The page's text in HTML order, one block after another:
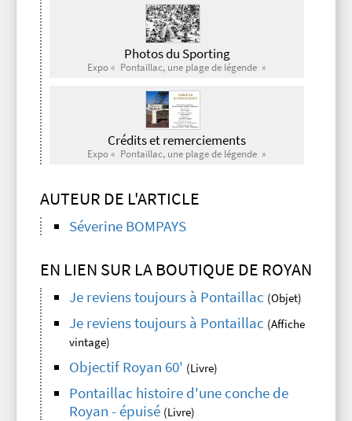
Photos du Sporting
Expo « Pontaillac, une plage de légende »
Crédits et remerciements
Expo « Pontaillac, une plage de légende »
AUTEUR DE L'ARTICLE
Séverine BOMPAYS
EN LIEN SUR LA BOUTIQUE DE ROYAN
Je reviens toujours à Pontaillac (Objet)
Je reviens toujours à Pontaillac (Affiche
vintage)
Objectif Royan 60' (Livre)
Pontaillac histoire d'une conche de
Royan - épuisé (Livre)